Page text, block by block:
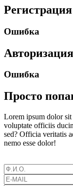
Регистрация
Ошибка
Авторизация
Ошибка
Просто
Lorem ipsum dolor sit
voluptate officiis
sed? Officia veritatis
nemo esse dolor!